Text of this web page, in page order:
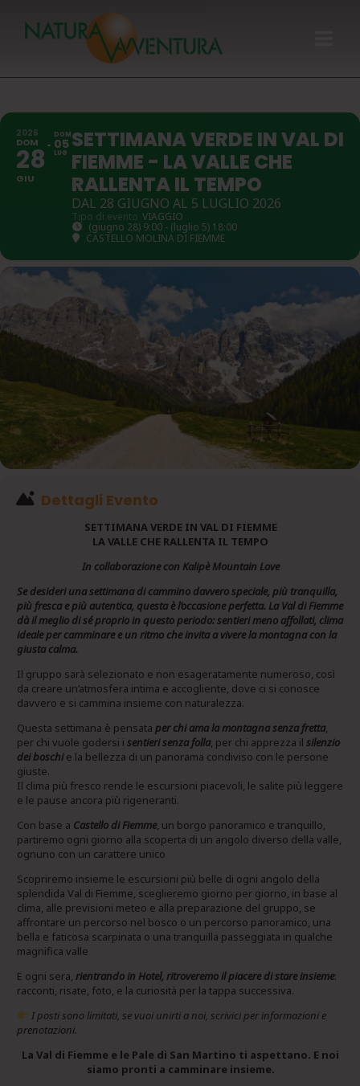
GIFT CARD
CALENDARIO
CHI SIAMO
ATTIVITÀ
CONTATTI
2026
DOM
28
GIU
DOM
05
LUG
SETTIMANA VERDE IN VAL DI
FIEMME - LA VALLE CHE
RALLENTA IL TEMPO
DAL 28 GIUGNO AL 5 LUGLIO 2026
Tipo di evento VIAGGIO
(giugno 28) 9:00 - (luglio 5) 18:00
CASTELLO MOLINA DI FIEMME
Dettagli Evento
SETTIMANA VERDE IN VAL DI FIEMME
LA VALLE CHE RALLENTA IL TEMPO
In collaborazione con Kalipè Mountain Love
Se desideri una settimana di cammino davvero speciale, più tranquilla,
più fresca e più autentica, questa è l’occasione perfetta. La Val di Fiemme
dà il meglio di sé proprio in questo periodo: sentieri meno affollati, clima
ideale per camminare e un ritmo che invita a vivere la montagna con la
giusta calma.
Il gruppo sarà selezionato e non esageratamente numeroso, così
da creare un’atmosfera intima e accogliente, dove ci si conosce
davvero e si cammina insieme con naturalezza.
Questa settimana è pensata per chi ama la montagna senza fretta,
per chi vuole godersi i sentieri senza folla, per chi apprezza il silenzio
dei boschie la bellezza di un panorama condiviso con le persone
giuste.
Il clima più fresco rende le escursioni piacevoli, le salite più leggere
e le pause ancora più rigeneranti.
Con base a Castello di Fiemme, un borgo panoramico e tranquillo,
partiremo ogni giorno alla scoperta di un angolo diverso della valle,
ognuno con un carattere unico
Scopriremo insieme le escursioni più belle di ogni angolo della
splendida Val di Fiemme, sceglieremo giorno per giorno, in base al
clima, alle previsioni meteo e alla preparazione del gruppo, se
affrontare un percorso nel bosco o un percorso panoramico, una
bella e faticosa scarpinata o una tranquilla passeggiata in qualche
magnifica valle
E ogni sera, rientrando in Hotel, ritroveremo il piacere di stare insieme:
racconti, risate, foto, e la curiosità per la tappa successiva.
I posti sono limitati, se vuoi unirti a noi, scrivici per informazioni e
prenotazioni.
La Val di Fiemme e le Pale di San Martino ti aspettano. E noi
siamo pronti a camminare insieme.